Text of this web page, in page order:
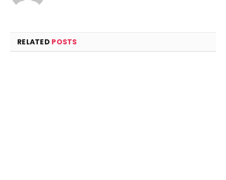
RELATED POSTS